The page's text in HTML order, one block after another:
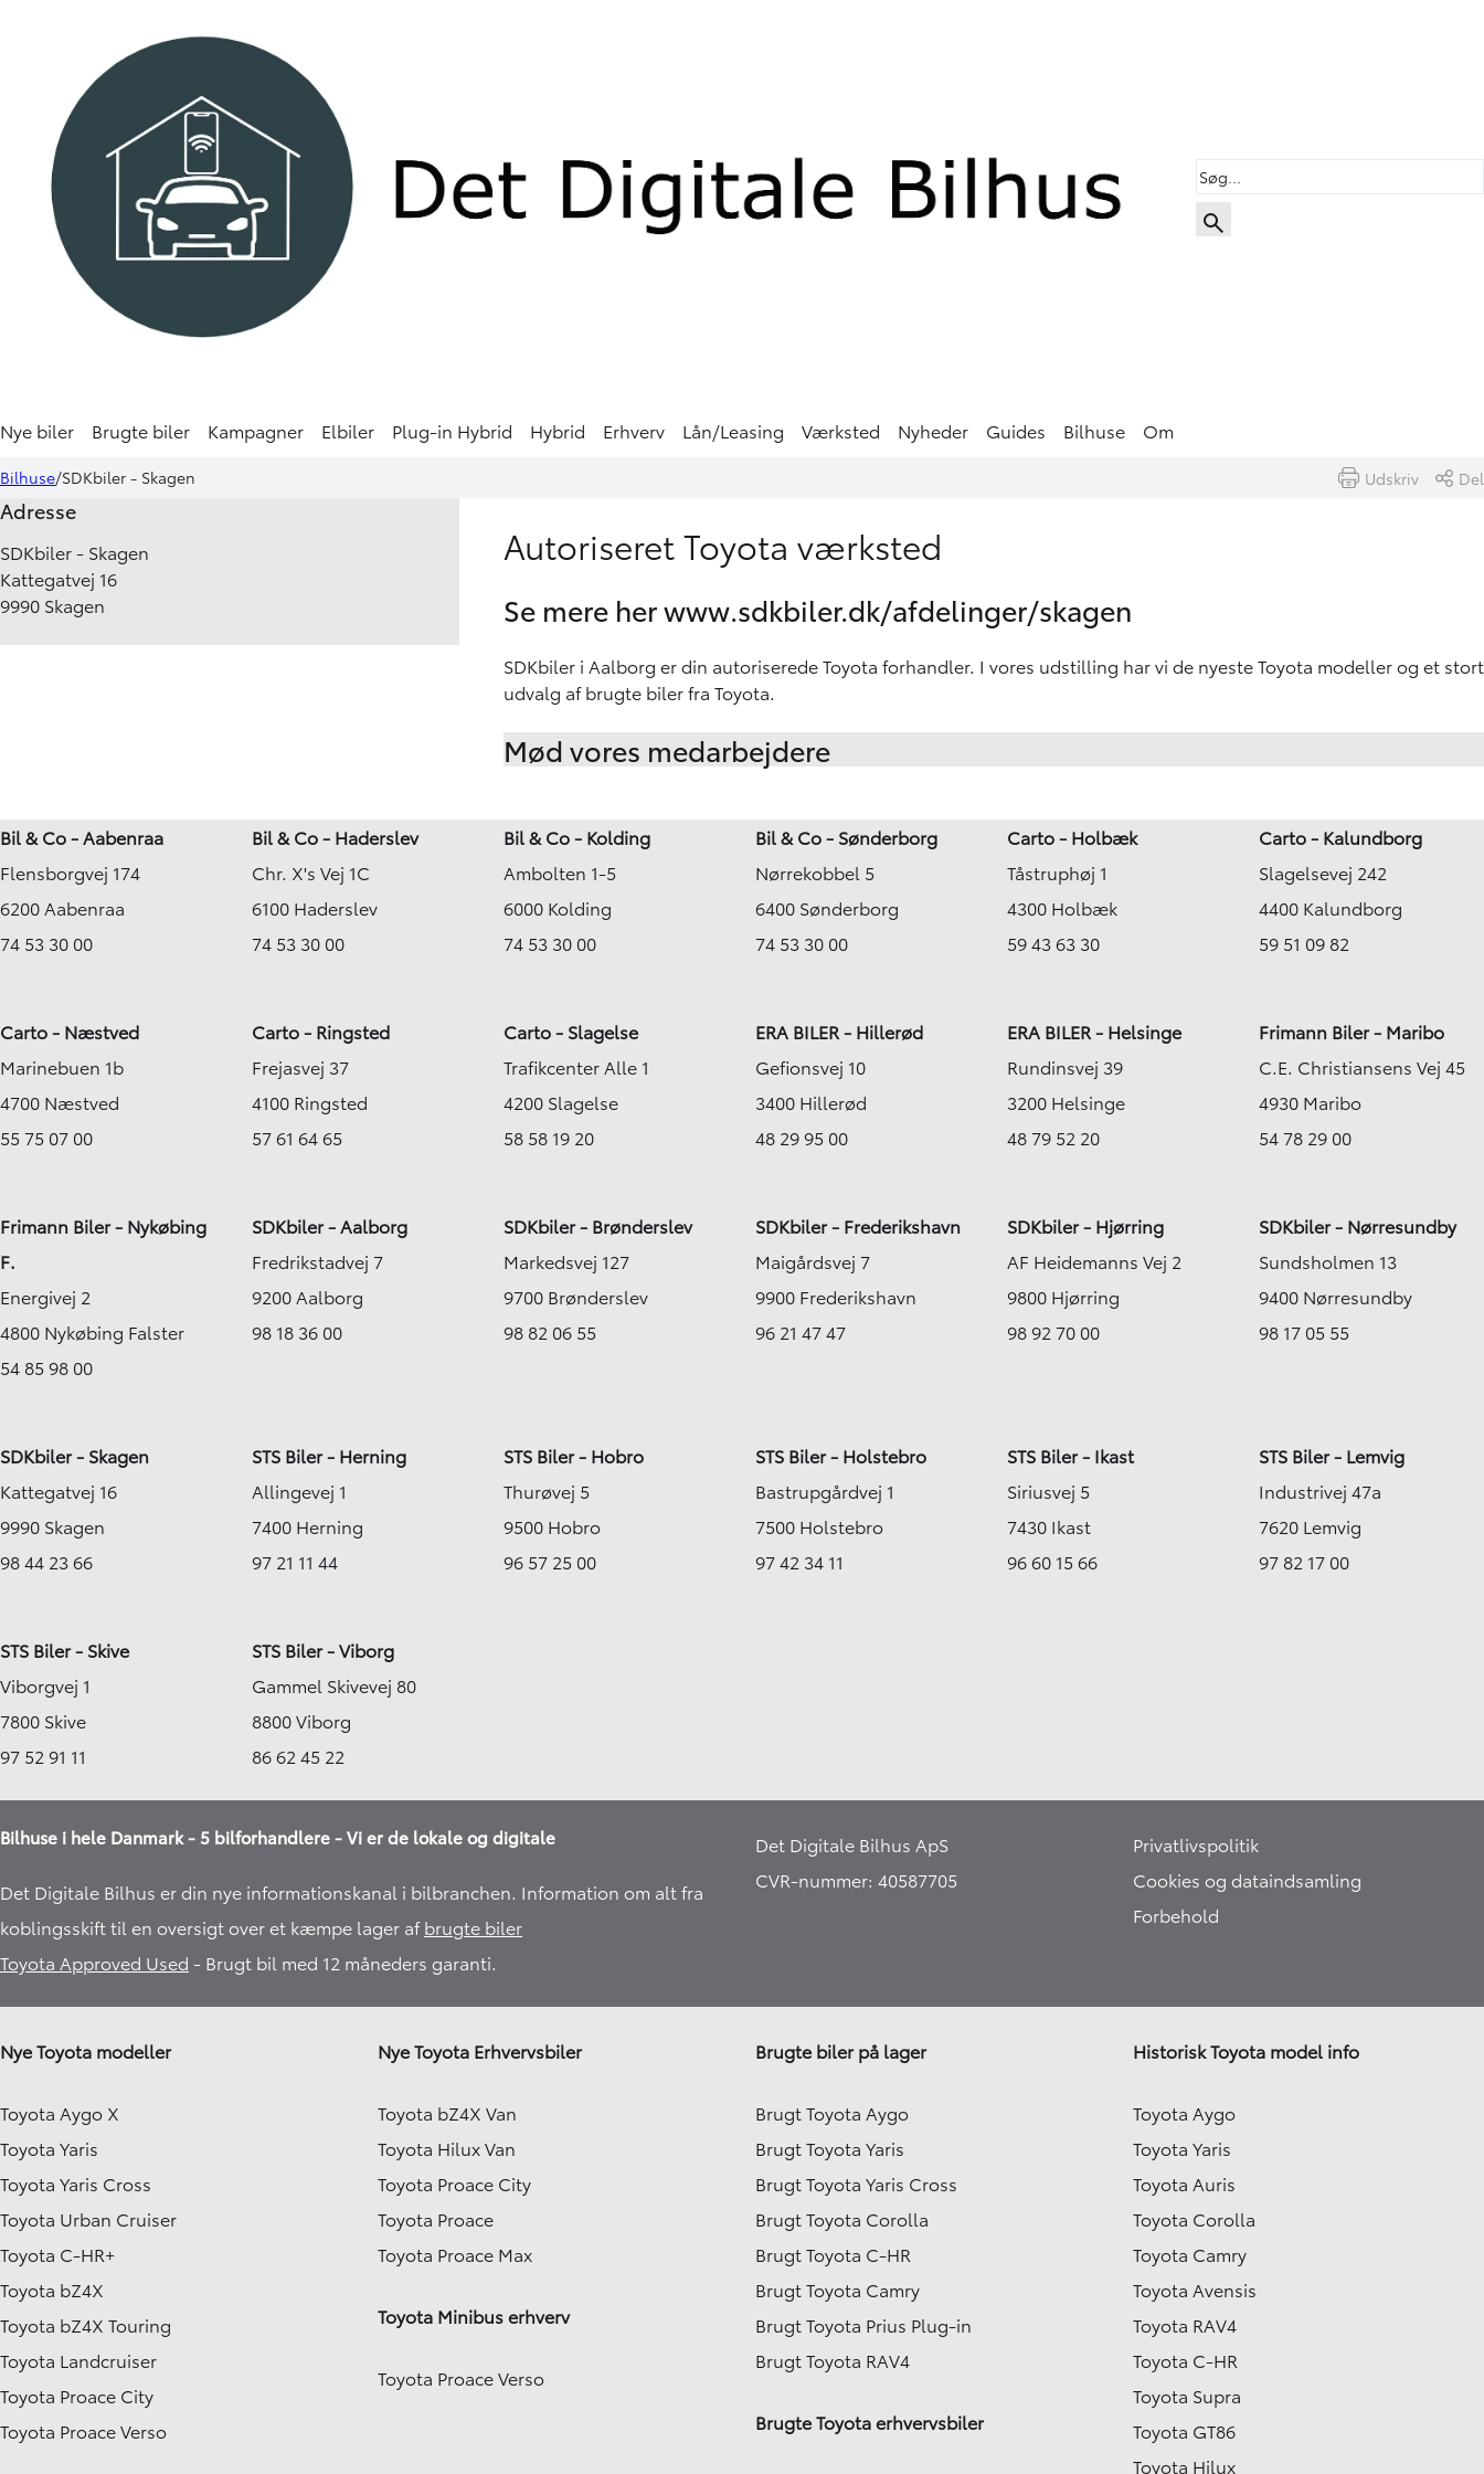
Nye biler Brugte biler Kampagner Elbiler Plug-in Hybrid Hybrid Erhverv Lån/Leasing Værksted Nyheder Guides Bilhuse Om
Bilhuse SDKbiler - Skagen Udskriv Del
Autoriseret Toyota værksted
Se mere herwww.sdkbiler.dk/afdelinger/skagen
SDKbiler i Aalborg er din autoriserede Toyota forhandler. I vores udstilling har vi de nyeste Toyota modeller og et stort
udvalg af brugte biler fra Toyota.
Mød vores medarbejdere
Adresse
SDKbiler - Skagen
Kattegatvej 16
9990 Skagen
Bil & Co - Aabenraa
Flensborgvej 174
6200 Aabenraa
74 53 30 00
Bil & Co - Haderslev
Chr. X's Vej 1C
6100 Haderslev
74 53 30 00
Bil & Co - Kolding
Ambolten 1-5
6000 Kolding
74 53 30 00
Bil & Co - Sønderborg
Nørrekobbel 5
6400 Sønderborg
74 53 30 00
Carto - Holbæk
Tåstruphøj 1
4300 Holbæk
59 43 63 30
Carto - Kalundborg
Slagelsevej 242
4400 Kalundborg
59 51 09 82
Carto - Næstved
Marinebuen 1b
4700 Næstved
55 75 07 00
Carto - Ringsted
Frejasvej 37
4100 Ringsted
57 61 64 65
Carto - Slagelse
Trafikcenter Alle 1
4200 Slagelse
58 58 19 20
ERA BILER - Hillerød
Gefionsvej 10
3400 Hillerød
48 29 95 00
ERA BILER - Helsinge
Rundinsvej 39
3200 Helsinge
48 79 52 20
Frimann Biler - Maribo
C.E. Christiansens Vej 45
4930 Maribo
54 78 29 00
Frimann Biler - Nykøbing
F.
Energivej 2
4800 Nykøbing Falster
54 85 98 00
SDKbiler - Aalborg
Fredrikstadvej 7
9200 Aalborg
98 18 36 00
SDKbiler - Brønderslev
Markedsvej 127
9700 Brønderslev
98 82 06 55
SDKbiler - Frederikshavn
Maigårdsvej 7
9900 Frederikshavn
96 21 47 47
SDKbiler - Hjørring
AF Heidemanns Vej 2
9800 Hjørring
98 92 70 00
SDKbiler - Nørresundby
Sundsholmen 13
9400 Nørresundby
98 17 05 55
SDKbiler - Skagen
Kattegatvej 16
9990 Skagen
98 44 23 66
STS Biler - Herning
Allingevej 1
7400 Herning
97 21 11 44
STS Biler - Hobro
Thurøvej 5
9500 Hobro
96 57 25 00
STS Biler - Holstebro
Bastrupgårdvej 1
7500 Holstebro
97 42 34 11
STS Biler - Ikast
Siriusvej 5
7430 Ikast
96 60 15 66
STS Biler - Lemvig
Industrivej 47a
7620 Lemvig
97 82 17 00
STS Biler - Skive
Viborgvej 1
7800 Skive
97 52 91 11
STS Biler - Viborg
Gammel Skivevej 80
8800 Viborg
86 62 45 22
Bilhuse i hele Danmark - 5 bilforhandlere - Vi er de lokale og digitale
Det Digitale Bilhus er din nye informationskanal i bilbranchen. Information om alt fra
koblingsskift til en oversigt over et kæmpe lager afbrugte biler
Toyota Approved Used - Brugt bil med 12 måneders garanti.​
Det Digitale Bilhus ApS
CVR-nummer: 40587705
Privatlivspolitik
Cookies og dataindsamling
Forbehold
Nye Toyota modeller
Toyota Aygo X
Toyota Yaris
Toyota Yaris Cross
Toyota Urban Cruiser
Toyota C-HR+
Toyota bZ4X
Toyota bZ4X Touring
Toyota Landcruiser
Toyota Proace City
Toyota Proace Verso
Nye Toyota Erhvervsbiler
Toyota bZ4X Van
Toyota Hilux Van
Toyota Proace City
Toyota Proace
Toyota Proace Max
Toyota Minibus erhverv
Toyota Proace Verso
Brugte biler på lager
Brugt Toyota Aygo
Brugt Toyota Yaris
Brugt Toyota Yaris Cross
Brugt Toyota Corolla
Brugt Toyota C-HR
Brugt Toyota Camry
Brugt Toyota Prius Plug-in
Brugt Toyota RAV4
Brugte Toyota erhvervsbiler
Historisk Toyota model info
Toyota Aygo
Toyota Yaris
Toyota Auris
Toyota Corolla
Toyota Camry
Toyota Avensis
Toyota RAV4
Toyota C-HR
Toyota Supra
Toyota GT86
Toyota Hilux